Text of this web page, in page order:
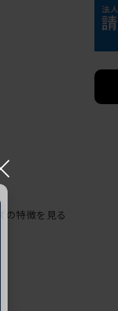
の特徴を見る